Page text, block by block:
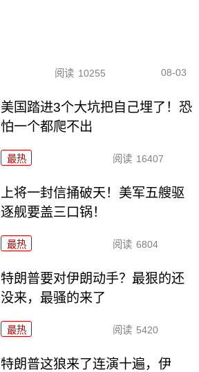
阅读 10255 08-03
美国踏进3个大坑把自己埋了！恐
怕一个都爬不出
最热 阅读 16407
上将一封信捅破天！美军五艘驱
逐舰要盖三口锅！
最热 阅读 6804
特朗普要对伊朗动手？最狠的还
没来，最骚的来了
最热 阅读 5420
特朗普这狼来了连演十遍，伊